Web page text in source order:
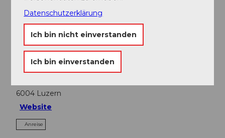
Essen und Trinken
Veranstaltungsort
Bourbaki Panorama
6004 Luzern
Website
Anreise
Datenschutzerklärung
Ich bin nicht einverstanden
Ich bin einverstanden